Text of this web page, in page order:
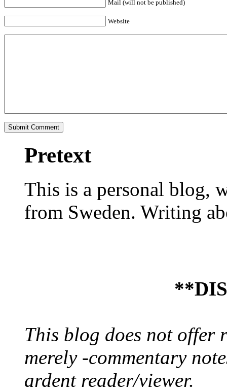
Mail (will not be published)
Website
Pretext
This is a personal blog,
from Sweden. Writing
This blog does not offer
merely -commentary
ardent reader/viewer.